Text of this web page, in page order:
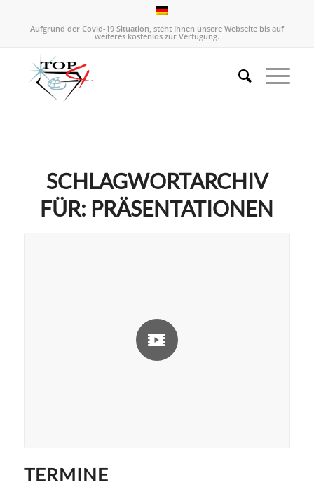
Aufgrund der Covid-19 Situation, steht Ihnen unsere Webseite bis auf
weiteres kostenlos zur Verfügung.
SCHLAGWORTARCHIV
FÜR: PRÄSENTATIONEN
TERMINE